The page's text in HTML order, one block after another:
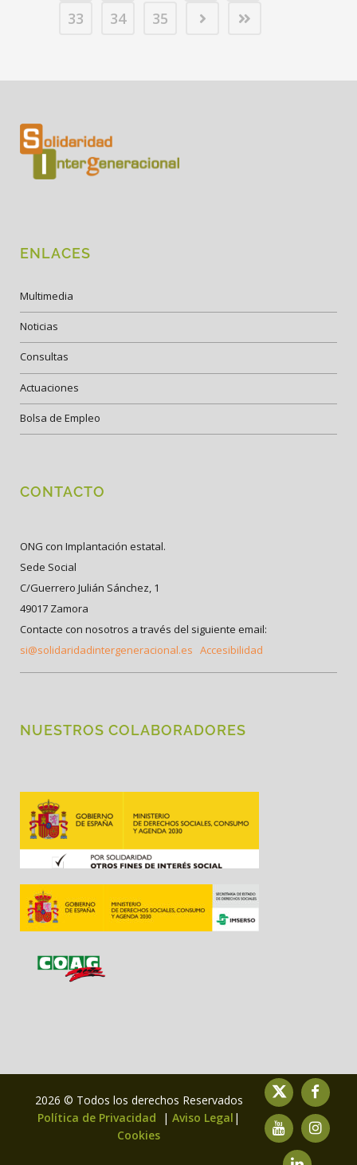
33
34 35
ENLACES
Multimedia
Noticias
Consultas
Actuaciones
Bolsa de Empleo
CONTACTO
ONG con Implantación estatal.
Sede Social
C/Guerrero Julián Sánchez, 1
49017 Zamora
Contacte con nosotros a través del siguiente email:
si@solidaridadintergeneracional.es Accesibilidad
NUESTROS COLABORADORES
2026 © Todos los derechos Reservados
Política de Privacidad
| Aviso Legal |
Cookies